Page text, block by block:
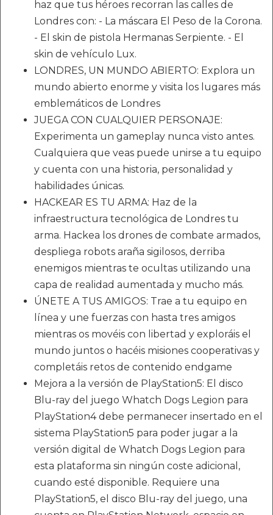
haz que tus héroes recorran las calles de
Londres con: - La máscara El Peso de la Corona.
- El skin de pistola Hermanas Serpiente. - El
skin de vehículo Lux.
LONDRES, UN MUNDO ABIERTO: Explora un
mundo abierto enorme y visita los lugares más
emblemáticos de Londres
JUEGA CON CUALQUIER PERSONAJE:
Experimenta un gameplay nunca visto antes.
Cualquiera que veas puede unirse a tu equipo
y cuenta con una historia, personalidad y
habilidades únicas.
HACKEAR ES TU ARMA: Haz de la
infraestructura tecnológica de Londres tu
arma. Hackea los drones de combate armados,
despliega robots araña sigilosos, derriba
enemigos mientras te ocultas utilizando una
capa de realidad aumentada y mucho más.
ÚNETE A TUS AMIGOS: Trae a tu equipo en
línea y une fuerzas con hasta tres amigos
mientras os movéis con libertad y exploráis el
mundo juntos o hacéis misiones cooperativas y
completáis retos de contenido endgame
Mejora a la versión de PlayStation5: El disco
Blu-ray del juego Whatch Dogs Legion para
PlayStation4 debe permanecer insertado en el
sistema PlayStation5 para poder jugar a la
versión digital de Whatch Dogs Legion para
esta plataforma sin ningún coste adicional,
cuando esté disponible. Requiere una
PlayStation5, el disco Blu-ray del juego, una